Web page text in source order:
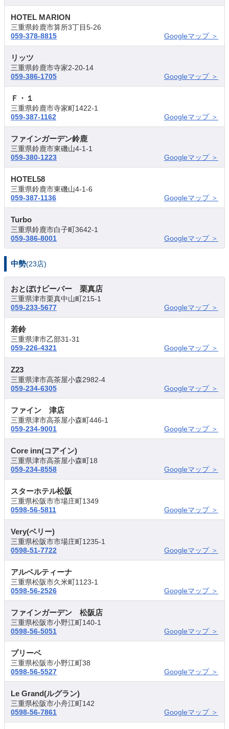
HOTEL MARION
三重県鈴鹿市算所3丁目5-26
059-378-8815
Googleマップ ＞
リッツ
三重県鈴鹿市寺家2-20-14
059-386-1705
Googleマップ ＞
Ｆ・１
三重県鈴鹿市寺家町1422-1
059-387-1162
Googleマップ ＞
ファインガーデン鈴鹿
三重県鈴鹿市東磯山4-1-1
059-380-1223
Googleマップ ＞
HOTEL58
三重県鈴鹿市東磯山4-1-6
059-387-1136
Googleマップ ＞
Turbo
三重県鈴鹿市白子町3642-1
059-386-8001
Googleマップ ＞
中勢(23店)
おとぼけビーバー 栗真店
三重県津市栗真中山町215-1
059-233-5677
Googleマップ ＞
若鈴
三重県津市乙部31-31
059-226-4321
Googleマップ ＞
Z23
三重県津市高茶屋小森2982-4
059-234-6305
Googleマップ ＞
ファイン 津店
三重県津市高茶屋小森町446-1
059-234-9001
Googleマップ ＞
Core inn(コアイン)
三重県津市高茶屋小森町18
059-234-8558
Googleマップ ＞
スターホテル松阪
三重県松阪市市場庄町1349
0598-56-5811
Googleマップ ＞
Very(ベリー)
三重県松阪市市場庄町1235-1
0598-51-7722
Googleマップ ＞
アルベルティーナ
三重県松阪市久米町1123-1
0598-56-2526
Googleマップ ＞
ファインガーデン 松阪店
三重県松阪市小野江町140-1
0598-56-5051
Googleマップ ＞
プリーベ
三重県松阪市小野江町38
0598-56-5527
Googleマップ ＞
Le Grand(ルグラン)
三重県松阪市小舟江町142
0598-56-7861
Googleマップ ＞